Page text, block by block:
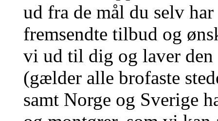
ud fra de mål du selv
fremsendte tilbud og
vi ud til dig og laver
(gælder alle brofaste
samt Norge og Sverige